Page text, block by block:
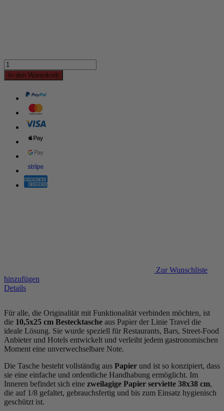
In den Warenkorb
Zur Wunschliste
hinzufügen
Details
Für alle, die Originalität mit Funktionalität verbinden möchten, ist
die 10,5x25 cm Bestecktasche aus Papier der Linie Travel die
ideale Lösung. Sie wurde speziell für Restaurants, Bars, Street-Food
Anbieter und Hotels entwickelt und verleiht jedem gastronomischen
Moment eine unverwechselbare Note.
Die Tasche besteht vollständig aus Papier und ist so konzipiert, dass
sie eine einfache und ordentliche Handhabung ermöglicht. Im
Inneren befindet sich eine zweilagige Papier serviette 38x38 cm,
die auf 1/8 gefaltet, gebrauchsfertig und bis zum Einsatz hygienisch
geschützt ist.